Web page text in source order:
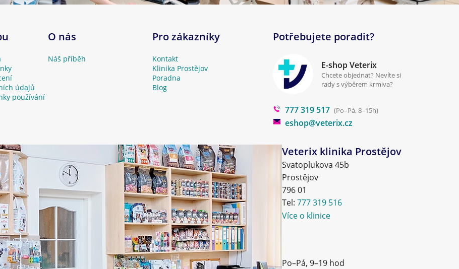
údajů
používání
O nás
Náš příběh
Pro zákazníky
Kontakt
Klinika Prostějov
Poradna
Blog
Potřebujete poradit?
E-shop Veterix
Chcete objednat? Nevíte si
rady s výběrem krmiva?
777 319 517 (Po–Pá, 8–15h)
eshop@veterix.cz
Veterix klinika Prostějov
Svatoplukova 45b
Prostějov
796 01
Tel: 777 319 516
Více o klinice
Po–Pá, 9–19 hod